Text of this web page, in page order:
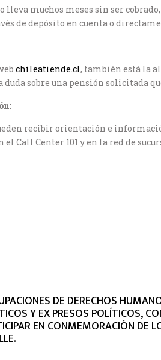
lleva muchos meses sin ser
de depósito en cuenta o
chileatiende.cl, también está la
duda sobre una pensión solicitada
recibir orientación e
Call Center 101 y en la red de
DE DERECHOS
Y EX PRESOS POLÍTICOS,
EN CONMEMORACIÓN DE